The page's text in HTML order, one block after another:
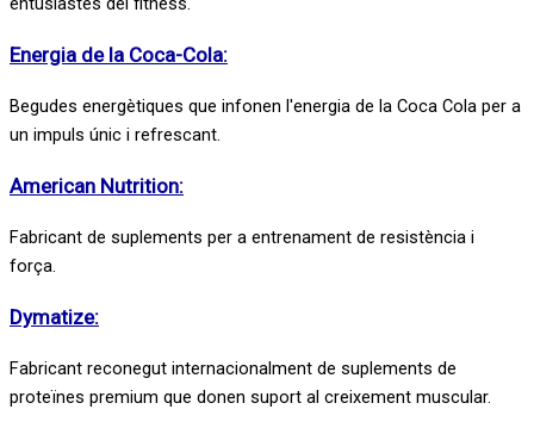
Energia de la Coca-Cola:
Begudes energètiques que infonen l'energia de la Coca Cola per a
un impuls únic i refrescant.
American Nutrition:
Fabricant de suplements per a entrenament de resistència i
força.
Dymatize:
Fabricant reconegut internacionalment de suplements de
proteïnes premium que donen suport al creixement muscular.